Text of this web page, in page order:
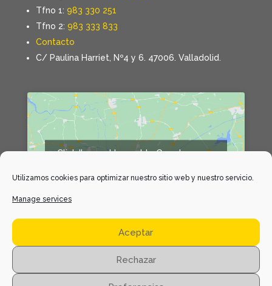
Utilizamos cookies para optimizar nuestro sitio web y nuestro servicio.
Manage services
Aceptar
Rechazar
Tfno 1: 983 330 251
Tfno 2: 983 333 833
Contacto
C/ Paulina Harriet, Nº4 y 6. 47006. Valladolid.
Click 'I agree' to enable Google maps